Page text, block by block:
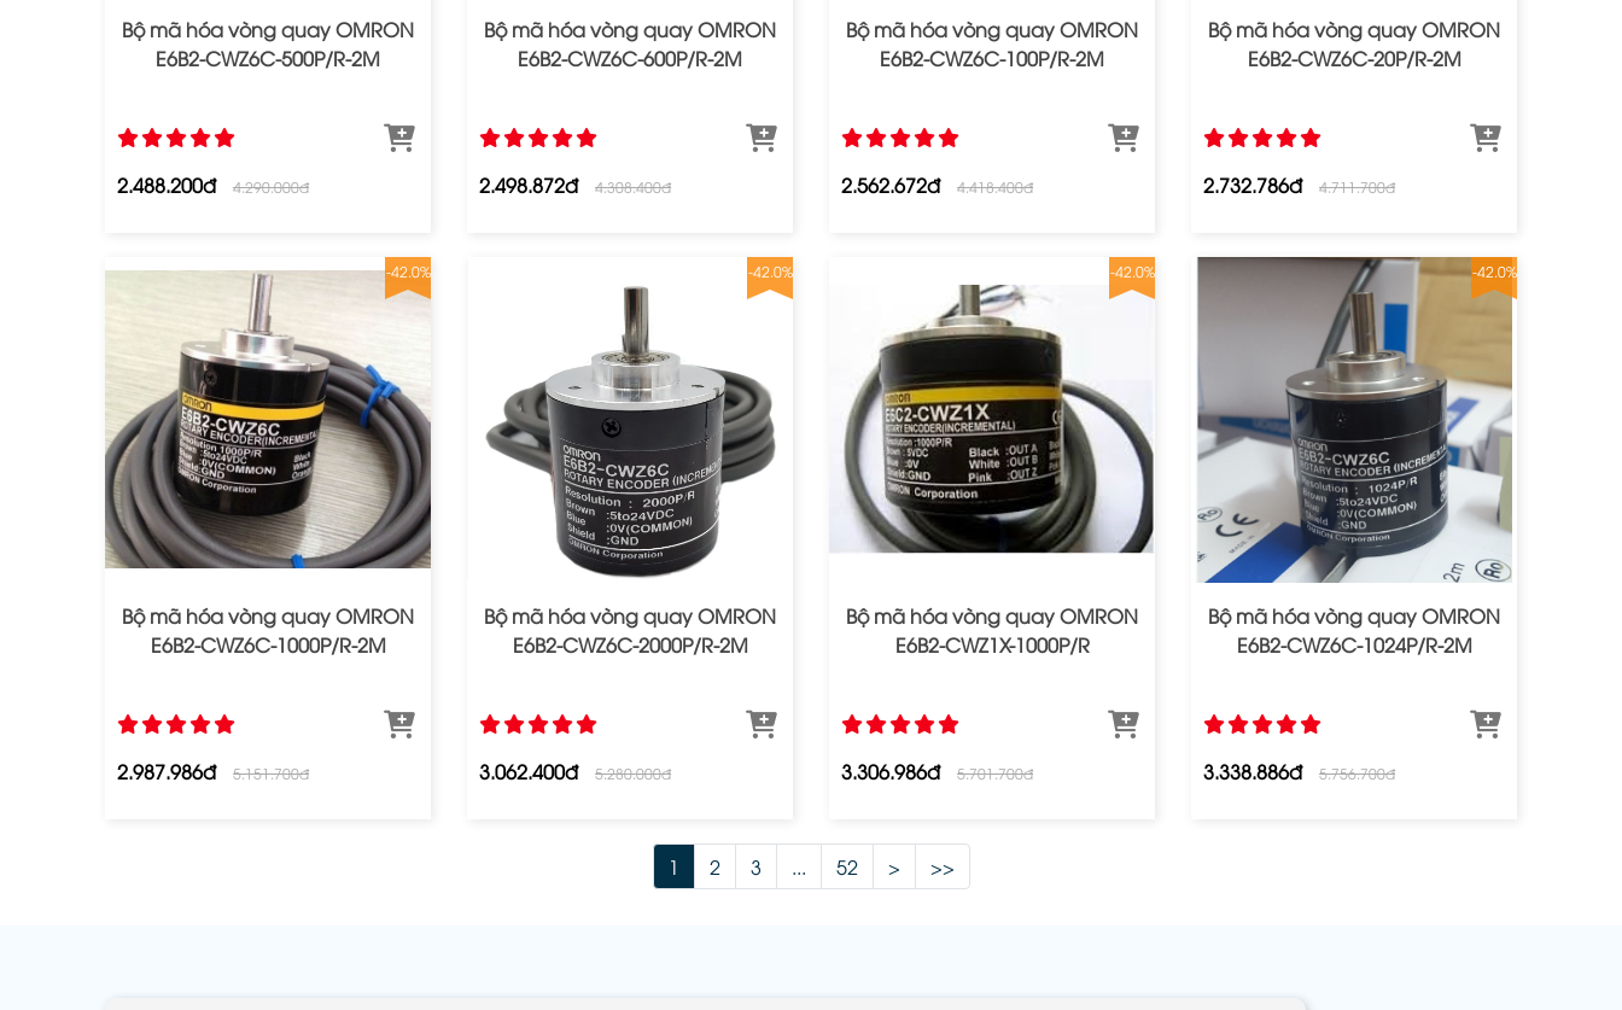
Bộ mã hóa vòng quay OMRON
E6B2‐CWZ6C‐500P/R‐2M
2.488.200đ 4.290.000đ
Bộ mã hóa vòng quay OMRON
E6B2‐CWZ6C‐600P/R‐2M
2.498.872đ 4.308.400đ
Bộ mã hóa vòng quay OMRON
E6B2‐CWZ6C‐100P/R‐2M
2.562.672đ 4.418.400đ
Bộ mã hóa vòng quay OMRON
E6B2‐CWZ6C‐20P/R‐2M
2.732.786đ 4.711.700đ
-42.0%
Bộ mã hóa vòng quay OMRON
E6B2‐CWZ6C‐1000P/R‐2M
2.987.986đ 5.151.700đ
-42.0%
Bộ mã hóa vòng quay OMRON
E6B2‐CWZ6C‐2000P/R‐2M
3.062.400đ 5.280.000đ
-42.0%
Bộ mã hóa vòng quay OMRON
E6B2‐CWZ1X‐1000P/R
3.306.986đ 5.701.700đ
-42.0%
Bộ mã hóa vòng quay OMRON
E6B2‐CWZ6C‐1024P/R‐2M
3.338.886đ 5.756.700đ
1 2 3 ... 52 > >>